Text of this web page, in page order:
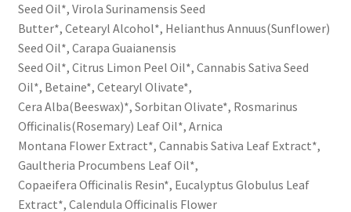
Seed Oil*, Virola Surinamensis Seed
Butter*, Cetearyl Alcohol*, Helianthus Annuus(Sunflower)
Seed Oil*, Carapa Guaianensis
Seed Oil*, Citrus Limon Peel Oil*, Cannabis Sativa Seed
Oil*, Betaine*, Cetearyl Olivate*,
Cera Alba(Beeswax)*, Sorbitan Olivate*, Rosmarinus
Officinalis(Rosemary) Leaf Oil*, Arnica
Montana Flower Extract*, Cannabis Sativa Leaf Extract*,
Gaultheria Procumbens Leaf Oil*,
Copaeifera Officinalis Resin*, Eucalyptus Globulus Leaf
Extract*, Calendula Officinalis Flower